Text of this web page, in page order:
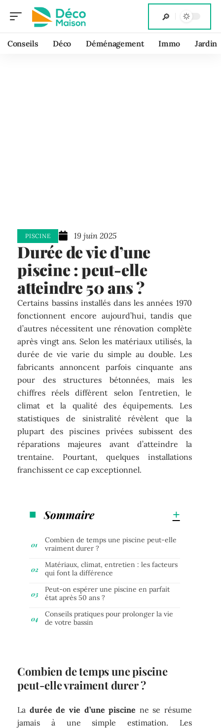
Conseils Déco Déménagement Immo Jardin
PISCINE 19 juin 2025
Durée de vie d’une
piscine : peut-elle
atteindre 50 ans ?
Certains bassins installés dans les années 1970
fonctionnent encore aujourd’hui, tandis que
d’autres nécessitent une rénovation complète
après vingt ans. Selon les matériaux utilisés, la
durée de vie varie du simple au double. Les
fabricants annoncent parfois cinquante ans
pour des structures bétonnées, mais les
chiffres réels diffèrent selon l’entretien, le
climat et la qualité des équipements. Les
statistiques de sinistralité révèlent que la
plupart des piscines privées subissent des
réparations majeures avant d’atteindre la
trentaine. Pourtant, quelques installations
franchissent ce cap exceptionnel.
Sommaire
Combien de temps une piscine peut-elle
vraiment durer ?
Matériaux, climat, entretien : les facteurs
qui font la différence
Peut-on espérer une piscine en parfait
état après 50 ans ?
Conseils pratiques pour prolonger la vie
de votre bassin
Combien de temps une piscine
peut-elle vraiment durer ?
La durée de vie d’une piscine ne se résume
jamais à une simple estimation. Les